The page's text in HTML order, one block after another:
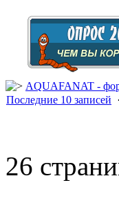
AQUAFANAT -
Последние 10 записей ·
26